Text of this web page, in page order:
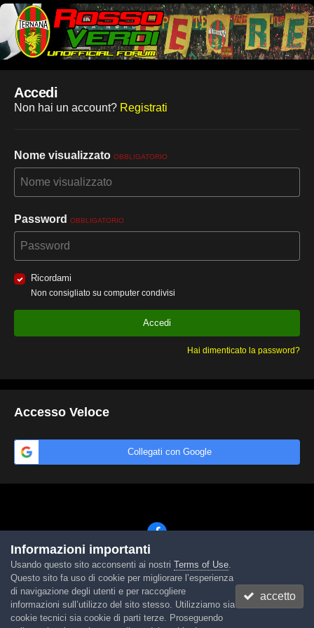
Accedi
Non hai un account? Registrati
Nome visualizzato OBBLIGATORIO
Password OBBLIGATORIO
Ricordami
Non consigliato su computer condivisi
Accedi
Hai dimenticato la password?
Accesso Veloce
Collegati con Google
Lingua Tema Contattaci Cookies
Powered by Invision Community
Informazioni importanti
Usando questo sito acconsenti ai nostri Terms of Use.
Questo sito fa uso di cookie per migliorare l’esperienza
di navigazione degli utenti e per raccogliere
informazioni sull’utilizzo del sito stesso. Utilizziamo sia
cookie tecnici sia cookie di parti terze. Proseguendo
accetto